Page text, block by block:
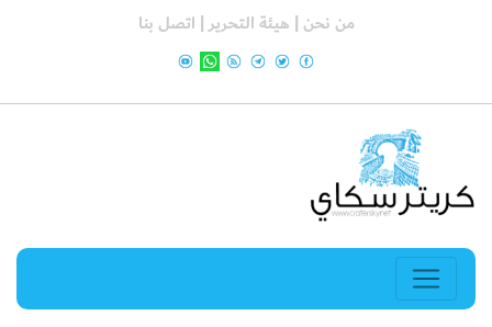
من نحن | هيئة التحرير | اتصل بنا